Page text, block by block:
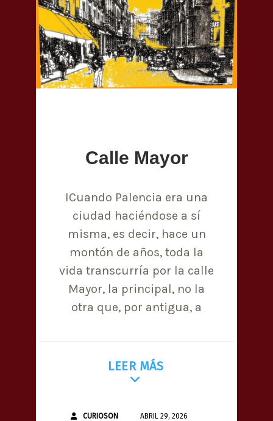
Calle Mayor
ICuando Palencia era una
ciudad haciéndose a sí
misma, es decir, hace un
montón de años, toda la
vida transcurría por la calle
Mayor, la principal, no la
otra que, por antigua, a
LEER MÁS
CURIOSON
ABRIL 29, 2026